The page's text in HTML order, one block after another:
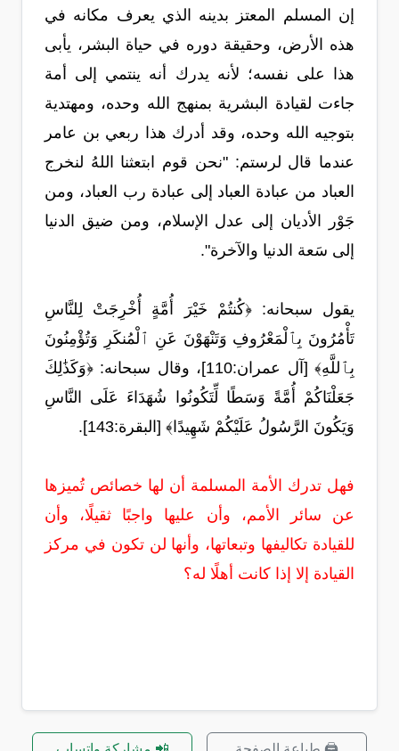
إن المسلم المعتز بدينه الذي يعرف مكانه في
هذه الأرض، وحقيقة دوره في حياة البشر، يأبى
هذا على نفسه؛ لأنه يدرك أنه ينتمي إلى أمة
جاءت لقيادة البشرية بمنهج الله وحده، ومهتدية
بتوجيه الله وحده، وقد أدرك هذا ربعي بن عامر
عندما قال لرستم: "نحن قوم ابتعثنا اللهُ لنخرج
العباد من عبادة العباد إلى عبادة رب العباد، ومن
جَوْر الأديان إلى عدل الإسلام، ومن ضيق الدنيا
إلى سَعة الدنيا والآخرة".
يقول سبحانه: ﴿كُنتُمْ خَيْرَ أُمَّةٍ أُخْرِجَتْ لِلنَّاسِ
تَأْمُرُونَ بِٱلْمَعْرُوفِ وَتَنْهَوْنَ عَنِ ٱلْمُنكَرِ وَتُؤْمِنُونَ
بِٱللَّهِ﴾ [آل عمران:110]، وقال سبحانه: ﴿وَكَذَٰلِكَ
جَعَلْنَاكُمْ أُمَّةً وَسَطًا لِّتَكُونُوا شُهَدَاءَ عَلَى النَّاسِ
وَيَكُونَ الرَّسُولُ عَلَيْكُمْ شَهِيدًا﴾ [البقرة:143].
فهل تدرك الأمة المسلمة أن لها خصائص تُميزها
عن سائر الأمم، وأن عليها واجبًا ثقيلًا، وأن
للقيادة تكاليفها وتبعاتها، وأنها لن تكون في مركز
القيادة إلا إذا كانت أهلًا له؟